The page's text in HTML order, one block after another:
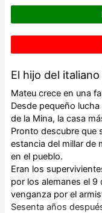
El hijo del
Mateu crece en una
Desde pequeño
de la Mina, la casa
Pronto descubre que
estancia del millar de
en el pueblo.
Eran los
por los alemanes el
venganza por el
Sesenta años